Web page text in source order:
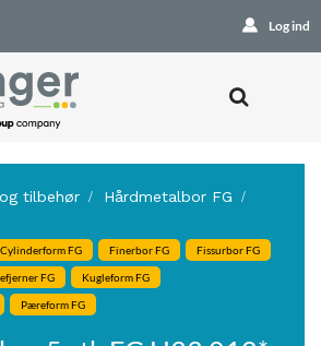
Log ind
tilbehør
Hårdmetalbor FG
Cylinderform FG Finerbor FG Fissurbor FG
FG Kugleform FG
Pæreform FG